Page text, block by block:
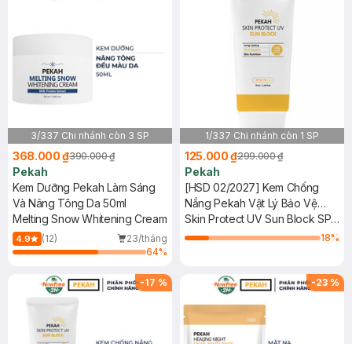
3/337 Chi nhánh còn 3 SP
368.000 ₫390.000 ₫
Pekah
Kem Dưỡng Pekah Làm Sáng
Và Nâng Tông Da 50ml
Melting Snow Whitening Cream
4.9 (12)
23/tháng
64%
1/337 Chi nhánh còn 1 SP
125.000 ₫299.000 ₫
Pekah
[HSD 02/2027] Kem Chống
Nắng Pekah Vật Lý Bảo Vệ
Khỏi Tia UV 70ml
Skin Protect UV Sun Block SPF
50+ PA+++
18%
-17 % -23 %